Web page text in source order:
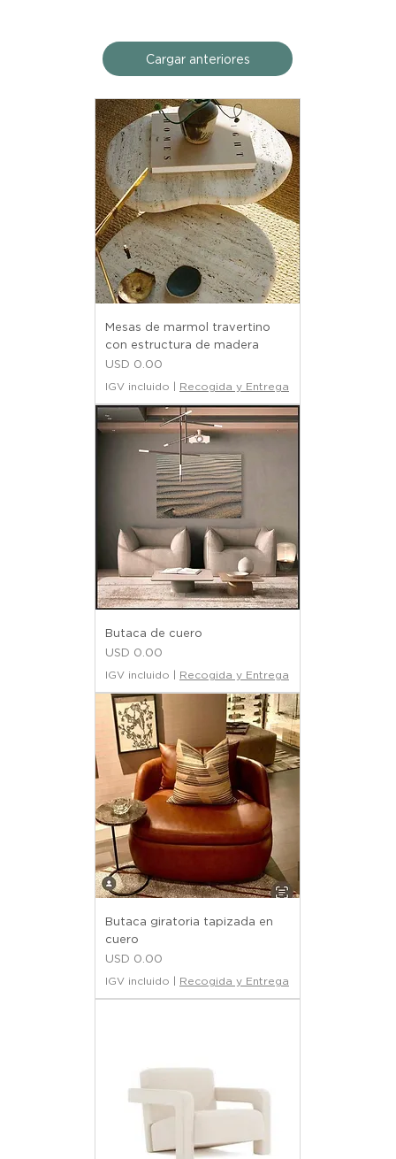
Cargar anteriores
Mesas de marmol travertino
con estructura de madera
Precio
USD 0.00
IGV incluido Recogida y Entrega
Butaca de cuero
Precio
USD 0.00
IGV incluido Recogida y Entrega
Butaca giratoria tapizada en
cuero
Precio
USD 0.00
IGV incluido Recogida y Entrega